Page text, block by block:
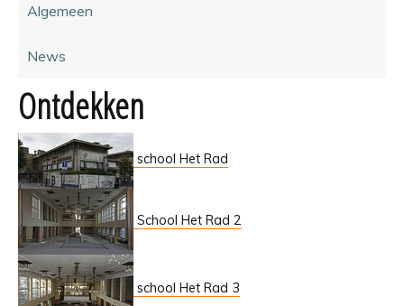
Algemeen
News
Ontdekken
school Het Rad
School Het Rad 2
school Het Rad 3